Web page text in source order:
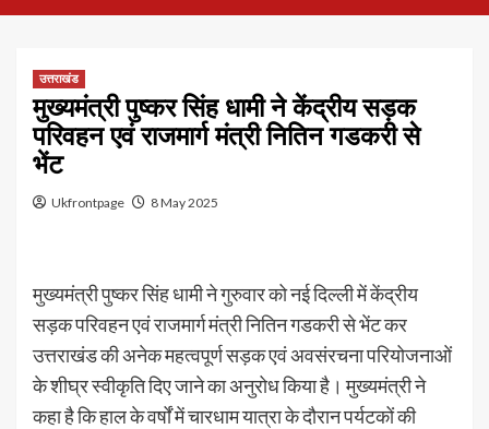
उत्तराखंड
मुख्यमंत्री पुष्कर सिंह धामी ने केंद्रीय सड़क
परिवहन एवं राजमार्ग मंत्री नितिन गडकरी से
भेंट
Ukfrontpage 8 May 2025
मुख्यमंत्री पुष्कर सिंह धामी ने गुरुवार को नई दिल्ली में केंद्रीय
सड़क परिवहन एवं राजमार्ग मंत्री नितिन गडकरी से भेंट कर
उत्तराखंड की अनेक महत्वपूर्ण सड़क एवं अवसंरचना परियोजनाओं
के शीघ्र स्वीकृति दिए जाने का अनुरोध किया है। मुख्यमंत्री ने
कहा है कि हाल के वर्षों में चारधाम यात्रा के दौरान पर्यटकों की